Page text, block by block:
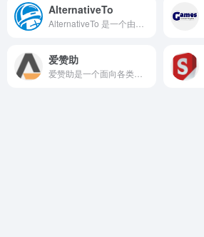
AlternativeTo
爱赞助